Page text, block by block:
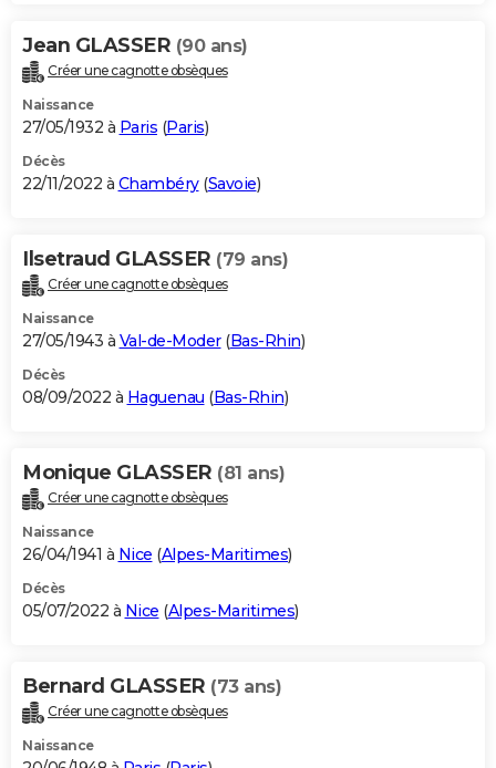
Jean GLASSER (90 ans)
Créer une cagnotte obsèques
Naissance
27/05/1932 à Paris (Paris)
Décès
22/11/2022 à Chambéry(Savoie)
Ilsetraud GLASSER (79 ans)
Créer une cagnotte obsèques
Naissance
27/05/1943 à Val-de-Moder(Bas-Rhin)
Décès
08/09/2022 à Haguenau (Bas-Rhin)
Monique GLASSER (81 ans)
Créer une cagnotte obsèques
Naissance
26/04/1941 à Nice (Alpes-Maritimes)
Décès
05/07/2022 à Nice (Alpes-Maritimes)
Bernard GLASSER (73 ans)
Créer une cagnotte obsèques
Naissance